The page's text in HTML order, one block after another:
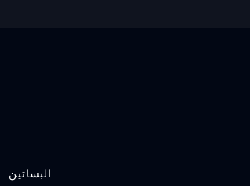
البساتين